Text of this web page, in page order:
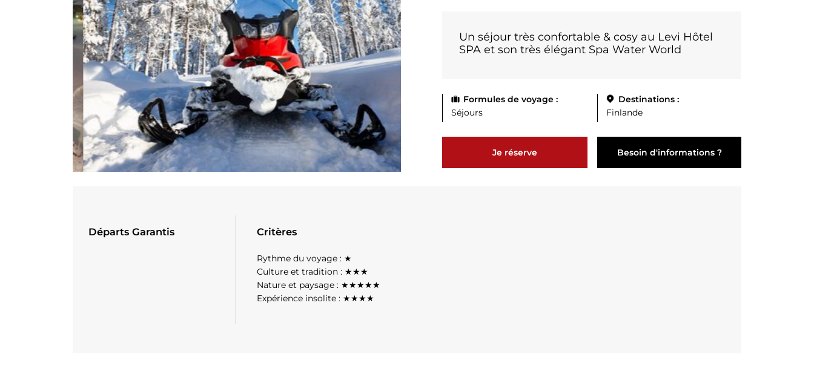
Un séjour très confortable & cosy au Levi Hôtel
SPA et son très élégant Spa Water World
Formules de voyage :
Séjours
Destinations :
Finlande
Je réserve Besoin d'informations ?
Départs Garantis Critères
Rythme du voyage : ★
Culture et tradition : ★★★
Nature et paysage : ★★★★★
Expérience insolite : ★★★★